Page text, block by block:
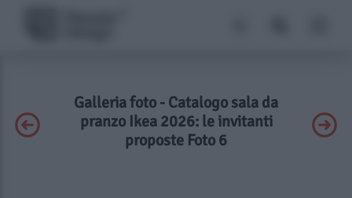
Galleria foto - Catalogo sala da
pranzo Ikea 2026: le invitanti
proposte Foto 6